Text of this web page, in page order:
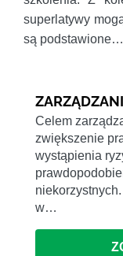
superlatywy
są podstawione…
Celem
zwiększenie
wystąpienia
w…